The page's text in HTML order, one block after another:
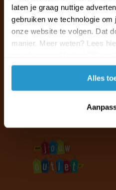
laten je graag nuttige
gebruiken we technologie om
onze website te volgen. Dat
manier. Meer weten? Lees
accepteren.
Alles
Ma t/m vr van
+31 (0)13 785 62 41